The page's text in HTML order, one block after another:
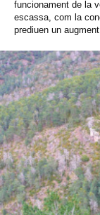
funcionament de la
escassa, com la
prediuen un